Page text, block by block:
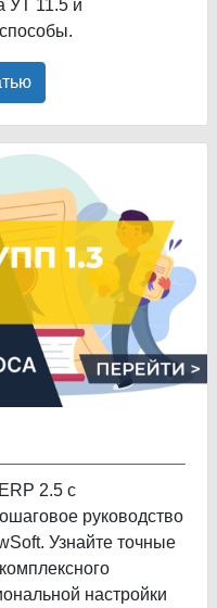
УТ 11.5 и
2.5 с
руководство
Узнайте точные
настройки